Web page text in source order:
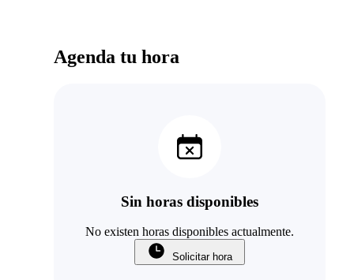
Agenda tu hora
Sin horas disponibles
No existen horas disponibles actualmente.
Solicitar hora